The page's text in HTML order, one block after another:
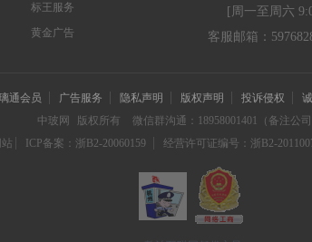
标王服务
黄金广告
[周一至周六
客服邮箱：
通会员 广告服务 隐私声明 版权声明 投诉侵权
中玻网
版权所有
微信群沟通：18958001401（备注公司
ICP备案：浙B2-20060159 经营许可证编号：浙B2-